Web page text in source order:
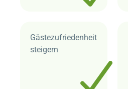
Gästezufriedenheit
steigern